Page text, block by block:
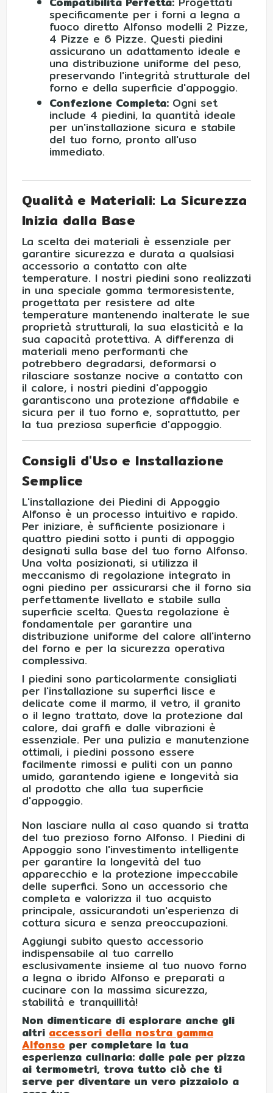
specificamente per i forni a legna a
fuoco diretto Alfonso modelli 2 Pizze,
4 Pizze e 6 Pizze. Questi piedini
assicurano un adattamento ideale e
una distribuzione uniforme del peso,
preservando l'integrità strutturale del
forno e della superficie d'appoggio.
Confezione Completa: Ogni set
include 4 piedini, la quantità ideale
per un'installazione sicura e stabile
del tuo forno, pronto all'uso
immediato.
Qualità e Materiali: La Sicurezza
Inizia dalla Base
La scelta dei materiali è essenziale per
garantire sicurezza e durata a qualsiasi
accessorio a contatto con alte
temperature. I nostri piedini sono realizzati
in una speciale gomma termoresistente,
progettata per resistere ad alte
temperature mantenendo inalterate le sue
proprietà strutturali, la sua elasticità e la
sua capacità protettiva. A differenza di
materiali meno performanti che
potrebbero degradarsi, deformarsi o
rilasciare sostanze nocive a contatto con
il calore, i nostri piedini d'appoggio
garantiscono una protezione affidabile e
sicura per il tuo forno e, soprattutto, per
la tua preziosa superficie d'appoggio.
Consigli d'Uso e Installazione
Semplice
L'installazione dei Piedini di Appoggio
Alfonso è un processo intuitivo e rapido.
Per iniziare, è sufficiente posizionare i
quattro piedini sotto i punti di appoggio
designati sulla base del tuo forno Alfonso.
Una volta posizionati, si utilizza il
meccanismo di regolazione integrato in
ogni piedino per assicurarsi che il forno sia
perfettamente livellato e stabile sulla
superficie scelta. Questa regolazione è
fondamentale per garantire una
distribuzione uniforme del calore all'interno
del forno e per la sicurezza operativa
complessiva.
I piedini sono particolarmente consigliati
per l'installazione su superfici lisce e
delicate come il marmo, il vetro, il granito
o il legno trattato, dove la protezione dal
calore, dai graffi e dalle vibrazioni è
essenziale. Per una pulizia e manutenzione
ottimali, i piedini possono essere
facilmente rimossi e puliti con un panno
umido, garantendo igiene e longevità sia
al prodotto che alla tua superficie
d'appoggio.
Non lasciare nulla al caso quando si tratta
del tuo prezioso forno Alfonso. I Piedini di
Appoggio sono l'investimento intelligente
per garantire la longevità del tuo
apparecchio e la protezione impeccabile
delle superfici. Sono un accessorio che
completa e valorizza il tuo acquisto
principale, assicurandoti un'esperienza di
cottura sicura e senza preoccupazioni.
Aggiungi subito questo accessorio
indispensabile al tuo carrello
esclusivamente insieme al tuo nuovo forno
a legna o ibrido Alfonso e preparati a
cucinare con la massima sicurezza,
stabilità e tranquillità!
Non dimenticare di esplorare anche gli
altri accessori della nostra gamma
Alfonso per completare la tua
esperienza culinaria: dalle pale per pizza
ai termometri, trova tutto ciò che ti
serve per diventare un vero pizzaiolo a